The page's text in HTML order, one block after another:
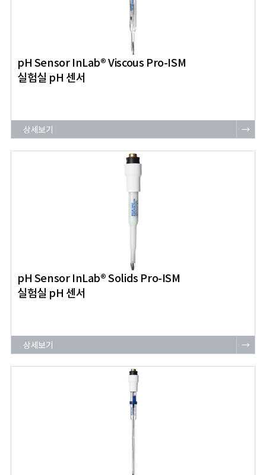
pH Sensor InLab® Viscous Pro-ISM
실험실 pH 센서
상세보기 →
pH Sensor InLab® Solids Pro-ISM
실험실 pH 센서
상세보기 →